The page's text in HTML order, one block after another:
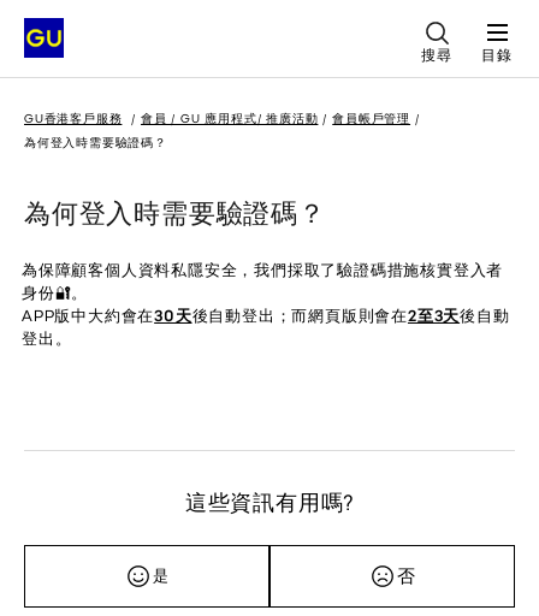
搜尋 目錄
GU香港客戶服務 會員 / GU 應用程式/ 推廣活動
會員帳戶管理
為何登入時需要驗證碼？
為何登入時需要驗證碼？
為保障顧客個人資料私隱安全，我們採取了驗證碼措施核實登入者
身份🔐。
APP版中大約會在30天後自動登出；而網頁版則會在2至3天後自動
登出。
這些資訊有用嗎?
是 否